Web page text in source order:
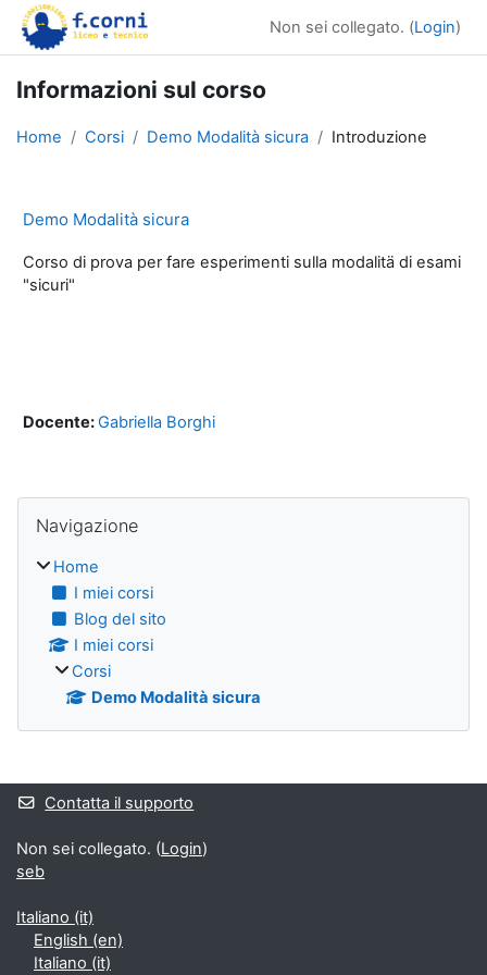
Vai al contenuto principale
Non sei collegato. (Login)
Informazioni sul corso
Home Corsi Demo Modalità sicura Introduzione
Demo Modalità sicura
Corso di prova per fare esperimenti sulla modalitä di esami
"sicuri"
Docente:Gabriella Borghi
Blocchi
Navigazione
Home
I miei corsi
Blog del sito
I miei corsi
Corsi
Demo Modalità sicura
Blocchi
Contatta il supporto
Non sei collegato. (Login)
seb
Italiano ‎(it)‎
English ‎(en)‎
Italiano ‎(it)‎